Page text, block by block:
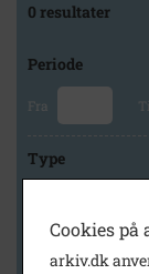
0 resultater
Periode
Fra
Type
Arkiv
Cookies på
arkiv.dk